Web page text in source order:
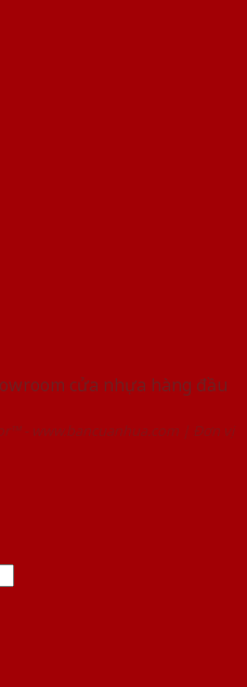
cửa nhựa hàng đầu
- www.bancuanhua.com | Đơn vị